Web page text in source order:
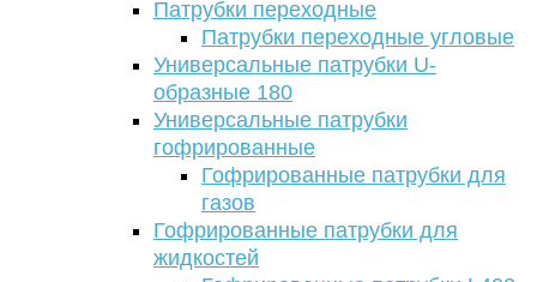
Патрубки переходные
Патрубки переходные угловые
Универсальные патрубки U-
образные 180
Универсальные патрубки
гофрированные
Гофрированные патрубки для
газов
Гофрированные патрубки для
жидкостей